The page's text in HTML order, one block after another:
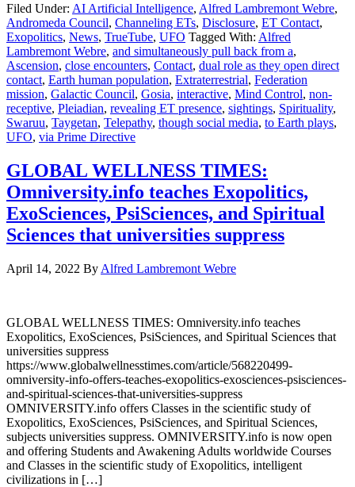
Filed Under: AI Artificial Intelligence, Alfred Lambremont Webre,
Andromeda Council, Channeling ETs, Disclosure, ET Contact,
Exopolitics, News, TrueTube, UFO Tagged With: Alfred
Lambremont Webre, and simultaneously pull back from a,
Ascension, close encounters, Contact, dual role as they open direct
contact, Earth human population, Extraterrestrial, Federation
mission, Galactic Council, Gosia, interactive, Mind Control, non-
receptive, Pleiadian, revealing ET presence, sightings, Spirituality,
Swaruu, Taygetan, Telepathy, though social media, to Earth plays,
UFO, via Prime Directive
GLOBAL WELLNESS TIMES:
Omniversity.info teaches Exopolitics,
ExoSciences, PsiSciences, and Spiritual
Sciences that universities suppress
April 14, 2022 By Alfred Lambremont Webre
GLOBAL WELLNESS TIMES: Omniversity.info teaches
Exopolitics, ExoSciences, PsiSciences, and Spiritual Sciences that
universities suppress
https://www.globalwellnesstimes.com/article/568220499-
omniversity-info-offers-teaches-exopolitics-exosciences-psisciences-
and-spiritual-sciences-that-universities-suppress
OMNIVERSITY.info offers Classes in the scientific study of
Exopolitics, ExoSciences, PsiSciences, and Spiritual Sciences,
subjects universities suppress. OMNIVERSITY.info is now open
and offering Students and Awakening Adults worldwide Courses
and Classes in the scientific study of Exopolitics, intelligent
civilizations in […]